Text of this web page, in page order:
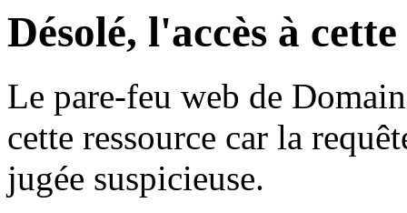
Désolé, l'accès à
Le pare-feu web de
cette ressource car la
jugée suspicieuse.